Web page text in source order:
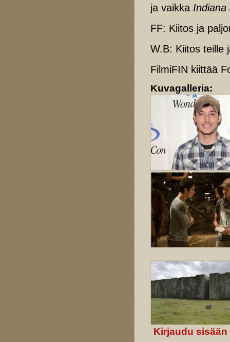
ja vaikka Indiana
FF: Kiitos ja
W.B: Kiitos teille
FilmiFIN kiittää
Kuvagalleria:
Kirjaudu sisään